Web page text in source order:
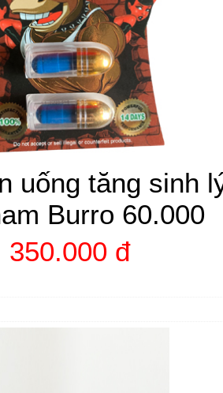
uống tăng sinh
Burro 60.000
350.000 đ